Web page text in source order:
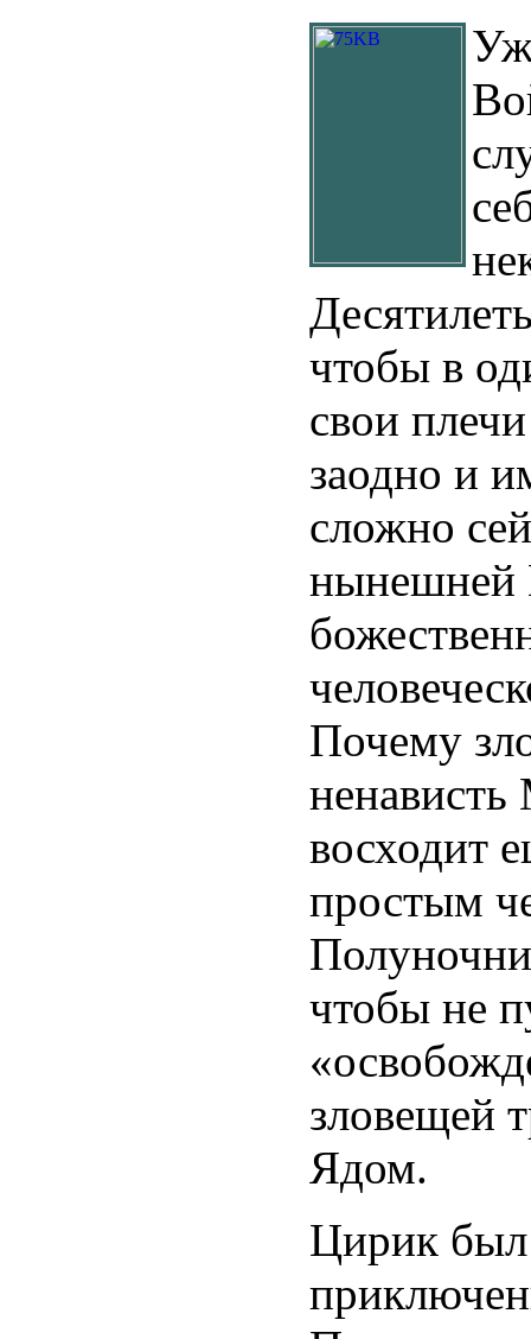
чтобы в
свои
заодно и
сложно
нынешней
Почему
восходит
простым
чтобы не
зловещей
Ядом.
Цирик